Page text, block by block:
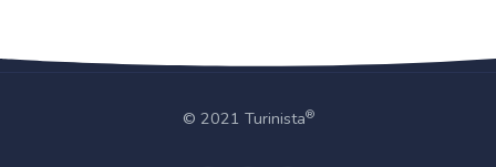
© 2021 Turinista®